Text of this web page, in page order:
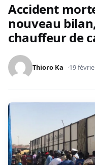
Accident
nouveau
chauffeur de
Thioro Ka 19